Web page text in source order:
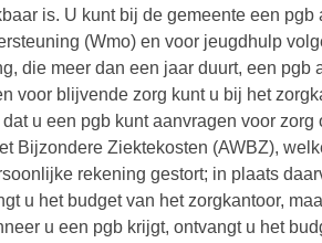
is. U kunt bij de gemeente een
(Wmo) en voor jeugdhulp
die meer dan een jaar duurt, een
voor blijvende zorg kunt u bij het
u een pgb kunt aanvragen voor
Bijzondere Ziektekosten (AWBZ),
rekening gestort; in plaats
u het budget van het zorgkantoor,
u een pgb krijgt, ontvangt u het